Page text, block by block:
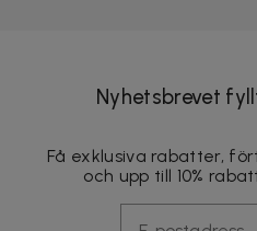
Nyhetsbrevet
Få exklusiva rabatter,
och upp till 10%